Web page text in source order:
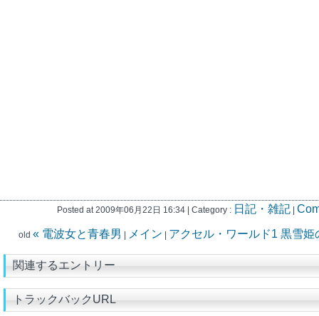
Posted at 2009年06月22日 16:34 | Category : 日記・雑記
old « 電波女と青春男 メイン アクセル・ワールド1 黒雪姫
関連するエントリー
トラックバックURL